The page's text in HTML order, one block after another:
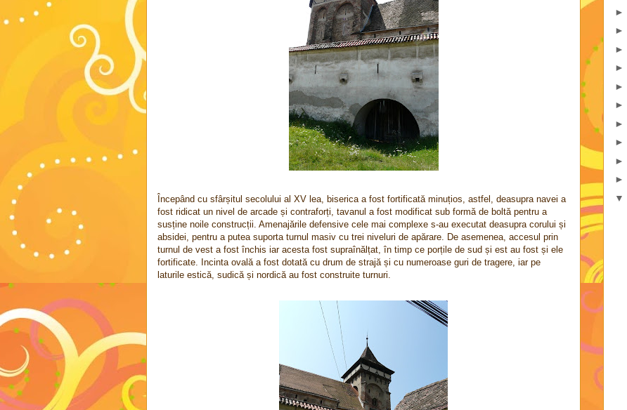
Începând cu sfârșitul secolului al XV lea, biserica a fost fortificată minuțios, astfel, deasupra navei a
fost ridicat un nivel de arcade și contraforți, tavanul a fost modificat sub formă de boltă pentru a
susține noile construcții. Amenajările defensive cele mai complexe s-au executat deasupra corului și
absidei, pentru a putea suporta turnul masiv cu trei niveluri de apărare. De asemenea, accesul prin
turnul de vest a fost închis iar acesta fost supraînălțat, în timp ce porțile de sud și est au fost și ele
fortificate. Incinta ovală a fost dotată cu drum de strajă și cu numeroase guri de tragere, iar pe
laturile estică, sudică și nordică au fost construite turnuri.
►
►
►
►
►
►
►
►
►
►
▼